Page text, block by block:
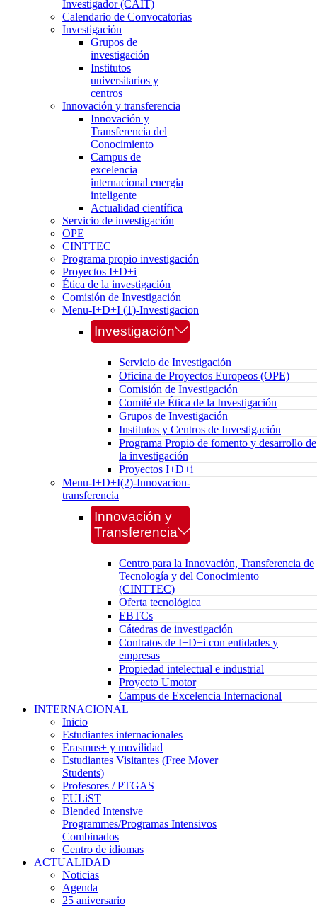
Investigador (CAIT)
Calendario de Convocatorias
Investigación
Grupos de
investigación
Institutos
universitarios y
centros
Innovación y transferencia
Innovación y
Transferencia del
Conocimiento
Campus de
excelencia
internacional energia
inteligente
Actualidad científica
Servicio de investigación
OPE
CINTTEC
Programa propio investigación
Proyectos I+D+i
Ética de la investigación
Comisión de Investigación
Menu-I+D+I (1)-Investigacion
Investigación
Servicio de Investigación
Oficina de Proyectos Europeos (OPE)
Comisión de Investigación
Comité de Ética de la Investigación
Grupos de Investigación
Institutos y Centros de Investigación
Programa Propio de fomento y desarrollo de
la investigación
Proyectos I+D+i
Menu-I+D+I(2)-Innovacion-
transferencia
Innovación y
Transferencia
Centro para la Innovación, Transferencia de
Tecnología y del Conocimiento
(CINTTEC)
Oferta tecnológica
EBTCs
Cátedras de investigación
Contratos de I+D+i con entidades y
empresas
Propiedad intelectual e industrial
Proyecto Umotor
Campus de Excelencia Internacional
INTERNACIONAL
Inicio
Estudiantes internacionales
Erasmus+ y movilidad
Estudiantes Visitantes (Free Mover
Students)
Profesores / PTGAS
EULiST
Blended Intensive
Programmes/Programas Intensivos
Combinados
Centro de idiomas
ACTUALIDAD
Noticias
Agenda
25 aniversario